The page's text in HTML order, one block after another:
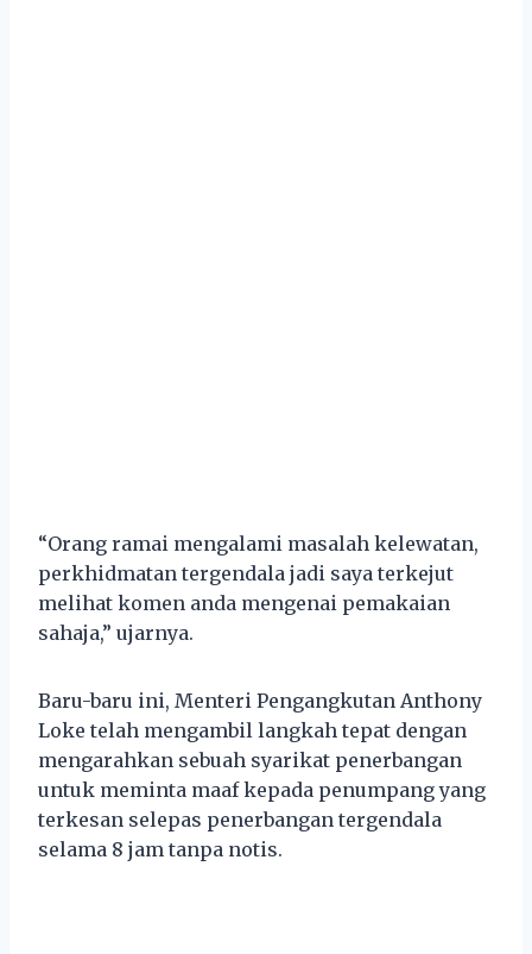
“Orang ramai mengalami masalah kelewatan,
perkhidmatan tergendala jadi saya terkejut
melihat komen anda mengenai pemakaian
sahaja,” ujarnya.
Baru-baru ini, Menteri Pengangkutan Anthony
Loke telah mengambil langkah tepat dengan
mengarahkan sebuah syarikat penerbangan
untuk meminta maaf kepada penumpang yang
terkesan selepas penerbangan tergendala
selama 8 jam tanpa notis.